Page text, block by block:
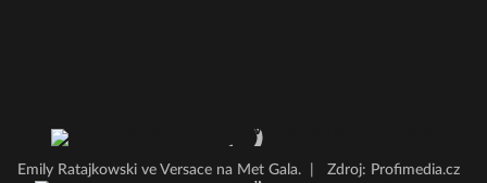
Emily Ratajkowski ve Versace na Met Gala. Zdroj: Profimedia.cz